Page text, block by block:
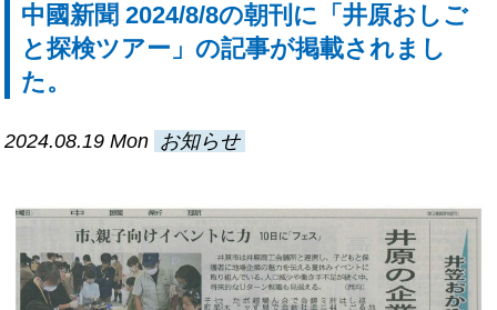
中國新聞 2024/8/8の朝刊に「井原おしご
と探検ツアー」の記事が掲載されまし
た。
2024.08.19Mon お知らせ